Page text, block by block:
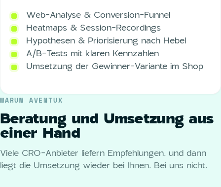
Web-Analyse & Conversion-Funnel
Heatmaps & Session-Recordings
Hypothesen & Priorisierung nach Hebel
A/B-Tests mit klaren Kennzahlen
Umsetzung der Gewinner-Variante im Shop
WARUM AVENTUX
Beratung und Umsetzung aus
einer Hand
Viele CRO-Anbieter liefern Empfehlungen, und dann
liegt die Umsetzung wieder bei Ihnen. Bei uns nicht.